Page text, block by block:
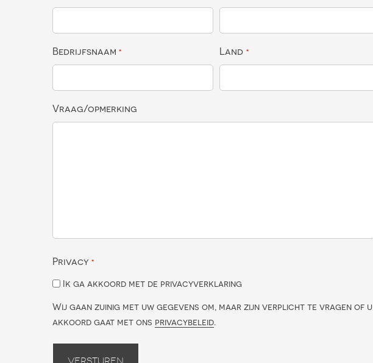
Bedrijfsnaam * Land *
Vraag/opmerking
Privacy *
Ik ga akkoord met de privacyverklaring
Wij gaan zuinig met uw gegevens om, maar zijn verplicht te vragen of u
akkoord gaat met ons privacybeleid.